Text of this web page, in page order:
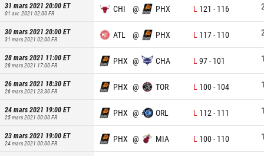
31 mars 2021 20:00ET
01 avr. 2021 02:00FR CHI @ PHX L 121 - 116
30 mars 2021 20:00ET
31 mars 2021 02:00FR ATL @ PHX L 117- 110
28 mars 2021 11:00ET
28 mars 2021 17:00FR PHX @ CHA L 97- 101
26 mars 2021 18:30ET
26 mars 2021 23:30FR PHX @ TOR L 100- 104
24 mars 2021 19:00ET
25 mars 2021 00:00FR PHX @ ORL L 112 - 111
23 mars 2021 19:00ET
24 mars 2021 00:00FR PHX @ MIA L 100- 110